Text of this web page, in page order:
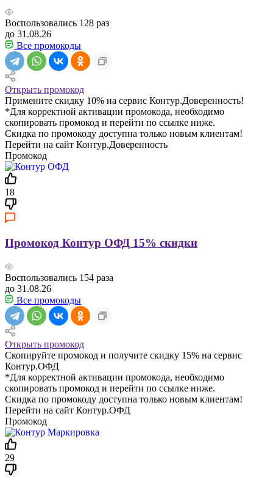
Воспользовались 128 раз
до 31.08.26
Все промокоды
Открыть промокод
Примените скидку 10% на сервис Контур.Доверенность!
*Для корректной активации промокода, необходимо
скопировать промокод и перейти по ссылке ниже.
Скидка по промокоду доступна только новым клиентам!
Перейти на сайт Контур.Доверенность
Промокод
18
Промокод Контур ОФД 15% скидки
Воспользовались 154 раза
до 31.08.26
Все промокоды
Открыть промокод
Скопируйте промокод и получите скидку 15% на сервис
Контур.ОФД
*Для корректной активации промокода, необходимо
скопировать промокод и перейти по ссылке ниже.
Скидка по промокоду доступна только новым клиентам!
Перейти на сайт Контур.ОФД
Промокод
29